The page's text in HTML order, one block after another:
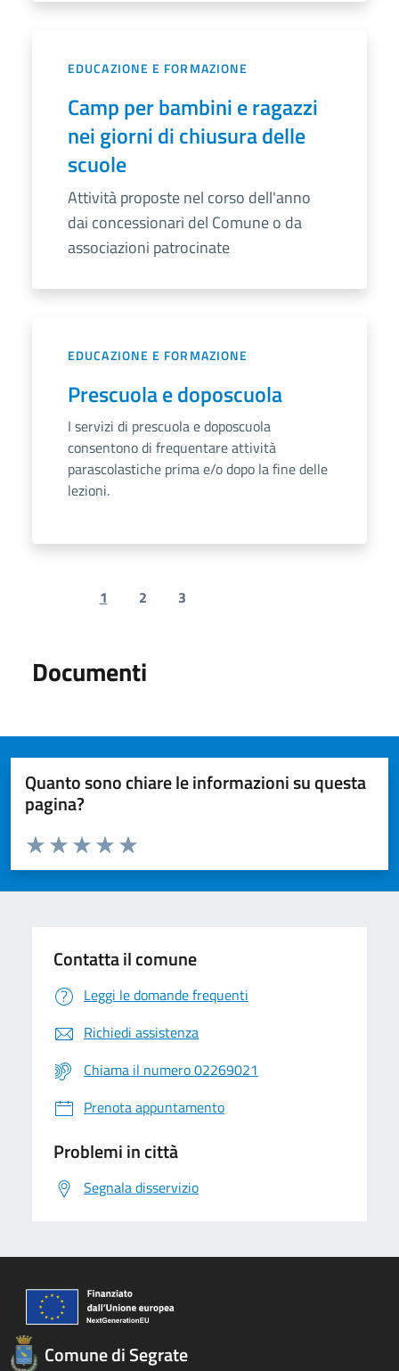
EDUCAZIONE E FORMAZIONE
Camp per bambini e ragazzi
nei giorni di chiusura delle
scuole
Attività proposte nel corso dell'anno
dai concessionari del Comune o da
associazioni patrocinate
EDUCAZIONE E FORMAZIONE
Prescuola e doposcuola
I servizi di prescuola e doposcuola
consentono di frequentare attività
parascolastiche prima e/o dopo la fine delle
lezioni.
Previous page
1 2 3
Documenti
Quanto sono chiare le informazioni su questa
pagina?
Valuta da 1 a 5 stelle la pagina
Valuta 5 stelle su 5
Valuta 4 stelle su 5
Valuta 3 stelle su 5
Valuta 2 stelle su 5
Valuta 1 stelle su 5
Contatta il comune
Leggi le domande frequenti
Richiedi assistenza
Chiama il numero 02269021
Prenota appuntamento
Problemi in città
Segnala disservizio
Comune di Segrate